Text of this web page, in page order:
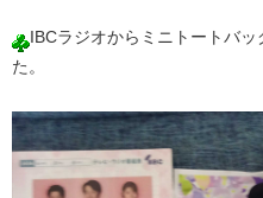
IBCラジオからミニトートバ
た。